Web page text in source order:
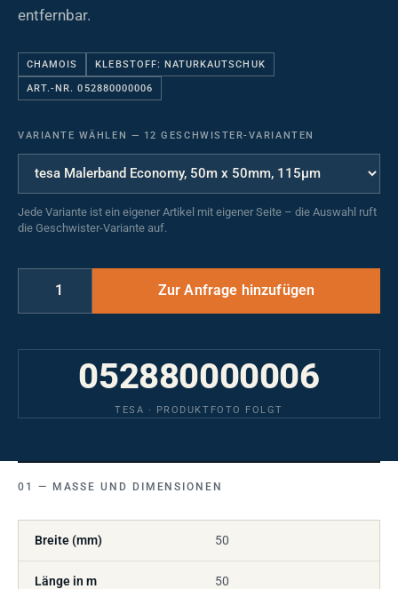
entfernbar.
CHAMOIS KLEBSTOFF: NATURKAUTSCHUK
ART.-NR. 052880000006
VARIANTE WÄHLEN — 12 GESCHWISTER-VARIANTEN
Jede Variante ist ein eigener Artikel mit eigener Seite – die Auswahl ruft
die Geschwister-Variante auf.
052880000006
TESA · PRODUKTFOTO FOLGT
MASSE UND DIMENSIONEN
Breite (mm) 50
Länge in m 50